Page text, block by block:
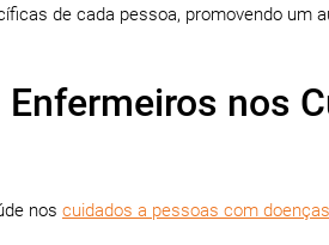
de cada pessoa, promovendo um
nos
nos cuidados a pessoas com